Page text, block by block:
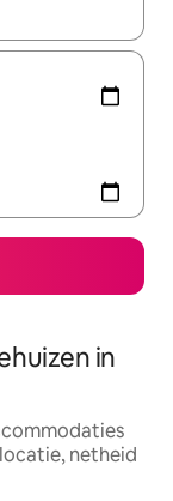
je een keuze
in
netheid